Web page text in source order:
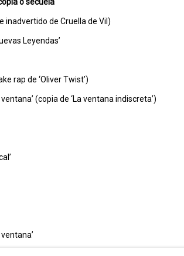
o secuela
inadvertido de Cruella de Vil)
Leyendas’
rap de ‘Oliver Twist’)
(copia de ‘La ventana indiscreta’)